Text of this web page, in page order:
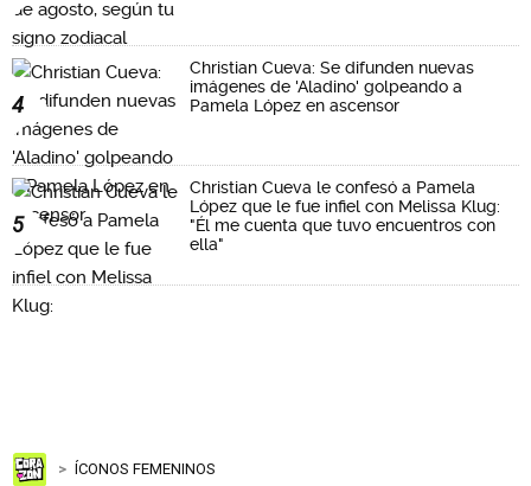
4
Christian Cueva: Se difunden nuevas
imágenes de 'Aladino' golpeando a
Pamela López en ascensor
5
Christian Cueva le confesó a Pamela
López que le fue infiel con Melissa Klug:
"Él me cuenta que tuvo encuentros con
ella"
ÍCONOS FEMENINOS